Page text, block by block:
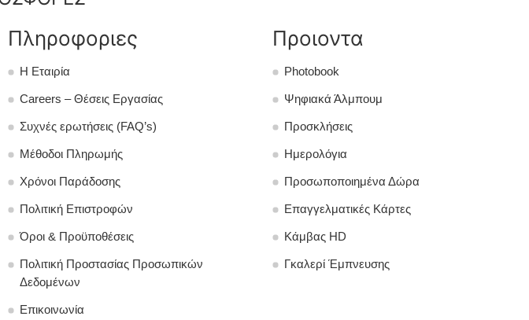
Πληροφοριες
Η Εταιρία
Careers – Θέσεις Εργασίας
Συχνές ερωτήσεις (FAQ’s)
Μέθοδοι Πληρωμής
Χρόνοι Παράδοσης
Πολιτική Επιστροφών
Όροι & Προϋποθέσεις
Πολιτική Προστασίας Προσωπικών
Δεδομένων
Επικοινωνία
Προιοντα
Photobook
Ψηφιακά Άλμπουμ
Προσκλήσεις
Ημερολόγια
Προσωποποιημένα Δώρα
Επαγγελματικές Κάρτες
Κάμβας HD
Γκαλερί Έμπνευσης